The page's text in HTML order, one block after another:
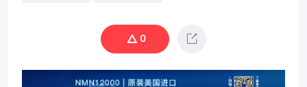
0